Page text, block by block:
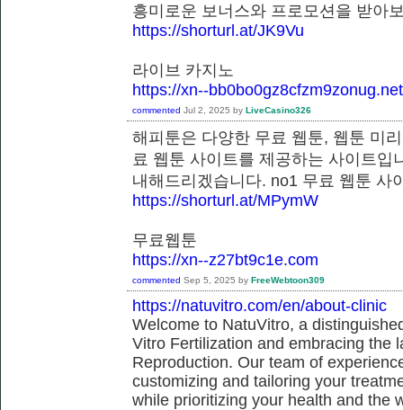
흥미로운 보너스와 프로모션을 받
https://shorturl.at/JK9Vu
라이브 카지노
https://xn--bb0bo0gz8cfzm9zonug.net
commented Jul 2, 2025 by LiveCasino326
해피툰은 다양한 무료 웹툰, 웹툰 미
료 웹툰 사이트를 제공하는 사이트
내해드리겠습니다. no1 무료 웹툰
https://shorturl.at/MPymW
무료웹툰
https://xn--z27bt9c1e.com
commented Sep 5, 2025 by FreeWebtoon309
https://natuvitro.com/en/about-clinic
Welcome to NatuVitro, a
Vitro Fertilization and embracing the
Reproduction. Our team of
customizing and tailoring your
while prioritizing your health and the